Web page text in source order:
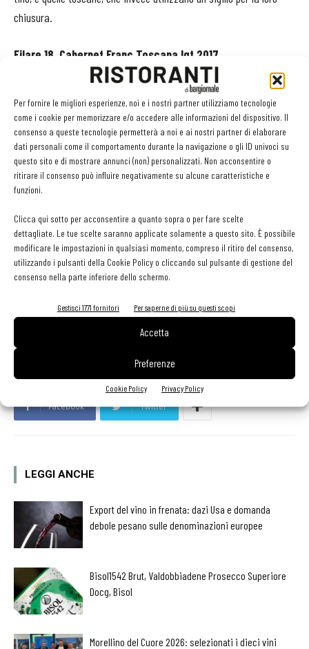
Per fornire le migliori esperienze, noi e i nostri partner utilizziamo tecnologie
come i cookie per memorizzare e/o accedere alle informazioni del dispositivo. Il
consenso a queste tecnologie permetterà a noi e ai nostri partner di elaborare
dati personali come il comportamento durante la navigazione o gli ID univoci su
questo sito e di mostrare annunci (non) personalizzati. Non acconsentire o
ritirare il consenso può influire negativamente su alcune caratteristiche e
funzioni.
Clicca qui sotto per acconsentire a quanto sopra o per fare scelte
dettagliate. Le tue scelte saranno applicate solamente a questo sito. È possibile
modificare le impostazioni in qualsiasi momento, compreso il ritiro del consenso,
utilizzando i pulsanti della Cookie Policy o cliccando sul pulsante di gestione del
consenso nella parte inferiore dello schermo.
Gestisci 1771 fornitori Per saperne di più su questi scopi
Accetta
Preferenze
Cookie Policy Privacy Policy
chiusura.
Filare 18, Cabernet Franc Toscana Igt 2017
Tenuta Casadei, Suvereto (Li)
Regione Toscana
UveCabernet Franc 100%
Prezzo35-40 € (in enoteca)
Formati
Leggi qui tutte le degustazioni di Ristorantiweb.com
Tenuta Casadei
Facebook Twitter
LEGGI ANCHE
Export del vino in frenata: dazi Usa e domanda
debole pesano sulle denominazioni europee
Bisol1542 Brut, Valdobbiadene Prosecco Superiore
Docg, Bisol
Morellino del Cuore 2026: selezionati i dieci vini